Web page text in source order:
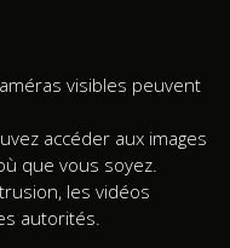
visibles peuvent
accéder aux images
que vous soyez.
les vidéos
autorités.